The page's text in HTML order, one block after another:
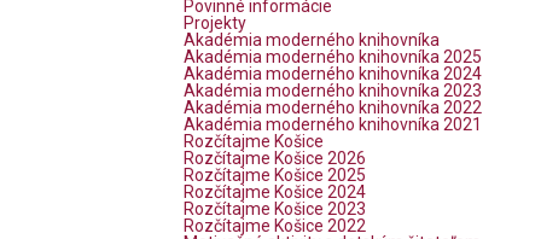
Povinné informácie
Projekty
Akadémia moderného knihovníka
Akadémia moderného knihovníka 2025
Akadémia moderného knihovníka 2024
Akadémia moderného knihovníka 2023
Akadémia moderného knihovníka 2022
Akadémia moderného knihovníka 2021
Rozčítajme Košice
Rozčítajme Košice 2026
Rozčítajme Košice 2025
Rozčítajme Košice 2024
Rozčítajme Košice 2023
Rozčítajme Košice 2022